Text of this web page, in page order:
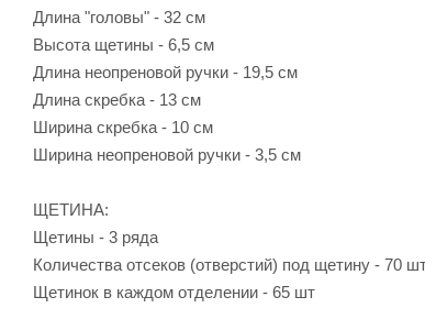
Длина "головы" - 32 см
Высота щетины - 6,5 см
Длина неопреновой ручки - 19,5 см
Длина скребка - 13 см
Ширина скребка - 10 см
Ширина неопреновой ручки - 3,5 см
ЩЕТИНА:
Щетины - 3 ряда
Количества отсеков (отверстий) под щетину - 70
Щетинок в каждом отделении - 65 шт